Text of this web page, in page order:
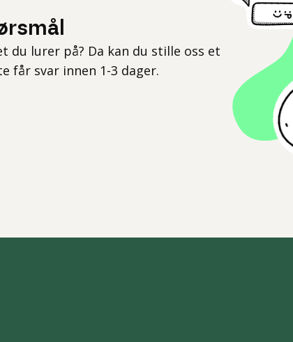
du lurer på? Da kan du stille oss et
får svar innen 1-3 dager.